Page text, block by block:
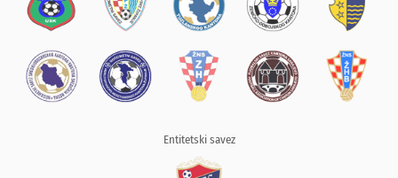
Entitetski savez